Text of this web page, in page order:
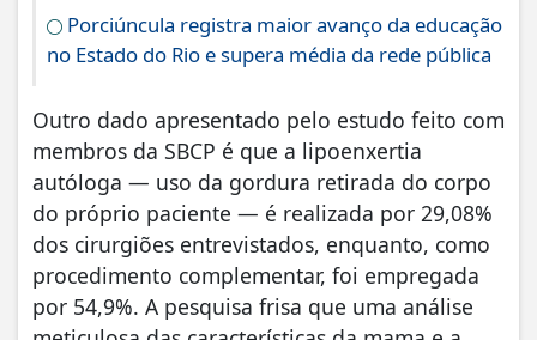
Porciúncula registra maior avanço da educação
no Estado do Rio e supera média da rede pública
Outro dado apresentado pelo estudo feito com
membros da SBCP é que a lipoenxertia
autóloga — uso da gordura retirada do corpo
do próprio paciente — é realizada por 29,08%
dos cirurgiões entrevistados, enquanto, como
procedimento complementar, foi empregada
por 54,9%. A pesquisa frisa que uma análise